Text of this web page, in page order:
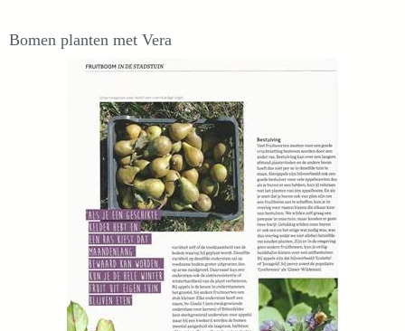
Bomen planten met Vera